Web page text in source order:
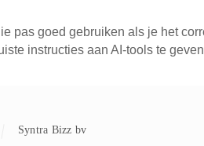
pas goed gebruiken als je het
instructies aan AI-tools te
Syntra Bizz bv